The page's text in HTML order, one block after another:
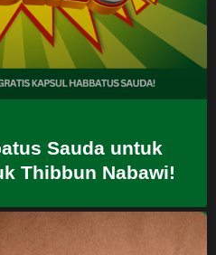
Sauda untuk
Thibbun Nabawi!